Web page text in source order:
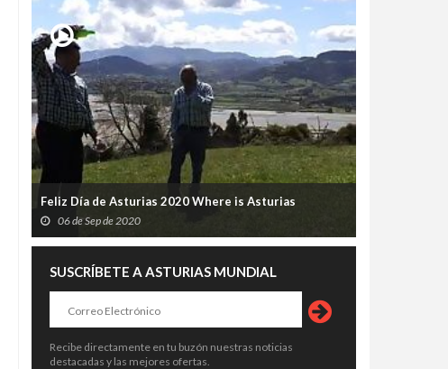
Feliz Día de Asturias 2020 Where is Asturias
06 de Sep de 2020
SUSCRÍBETE A ASTURIAS MUNDIAL
Recibe directamente en tu buzón nuestras noticias
destacadas y las mejores ofertas.